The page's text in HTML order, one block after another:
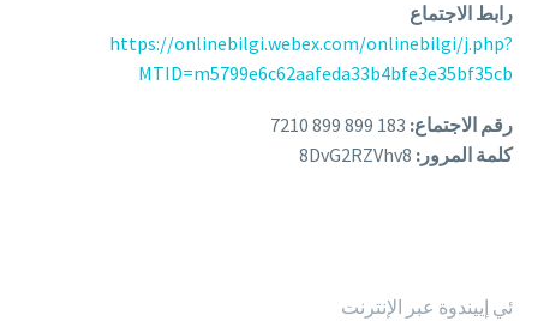
رابط الاجتماع
https://onlinebilgi.webex.com/onlinebilgi/j.php?
MTID=m5799e6c62aafeda33b4bfe3e35bf35cb
رقم الاجتماع:
كلمة المرور:
ئي إييندوة عبر الإنترنت